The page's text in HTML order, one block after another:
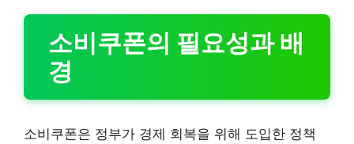
소비쿠폰의 필요성과 배
경
소비쿠폰은 정부가 경제 회복을 위해 도입한 정책